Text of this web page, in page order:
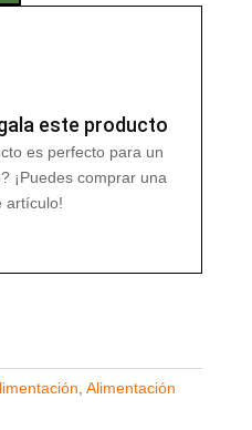
este producto
es perfecto para un
¡Puedes comprar una
artículo!
, Alimentación